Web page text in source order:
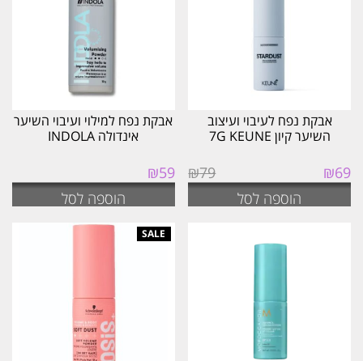
אבקת נפח לעיבוי ועיצוב
השיער קיון 7G KEUNE
₪79
המחיר
המקורי
₪69
הנוכחי
הוספה לסל
אבקת נפח למילוי ועיבוי השיער
אינדולה INDOLA
₪59
הוספה לסל